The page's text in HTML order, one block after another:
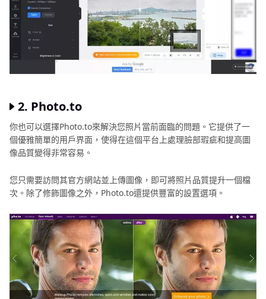
製
作
巧
圖
巧
分
精
AI
意
工
具
2. Photo.to
你也可以選擇Photo.to來解決您照片當前面臨的問題。它提供了一
個優雅簡單的用戶界面，使得在這個平台上處理臉部瑕疵和提高圖
像品質變得非常容易。
您只需要訪問其官方網站並上傳圖像，即可將照片品質提升一個檔
次。除了修飾圖像之外，Photo.to還提供豐富的設置選項。